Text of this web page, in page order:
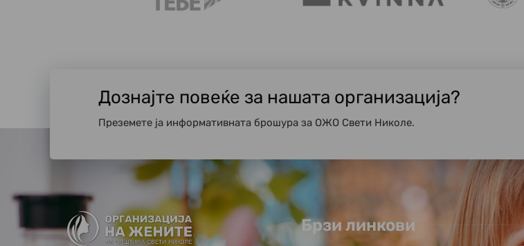
Дознајте повеќе за нашата организација?
Преземете ја информативната брошура за ОЖО Свети Николе.
Брзи линкови